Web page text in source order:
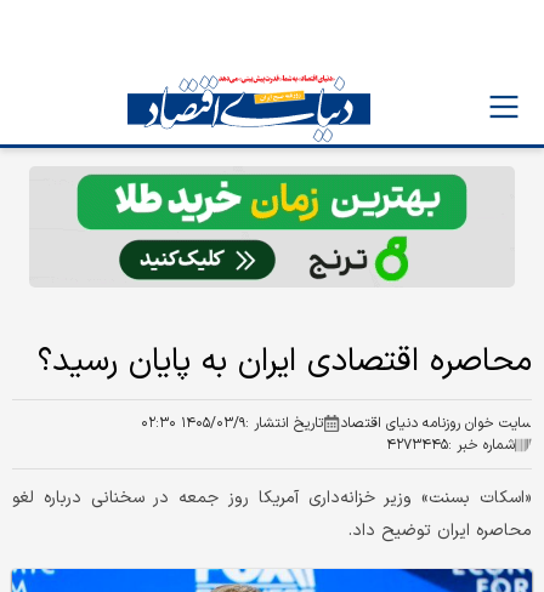
محاصره اقتصادی ایران به پایان رسید؟
سایت خوان روزنامه دنیای اقتصاد تاریخ انتشار :۱۴۰۵/۰۳/۹ ۰۲:۳۰
شماره خبر :۴۲۷۳۴۴۵
«اسکات بسنت» وزیر خزانه‌داری آمریکا روز جمعه در سخنانی درباره لغو
محاصره ایران توضیح داد.